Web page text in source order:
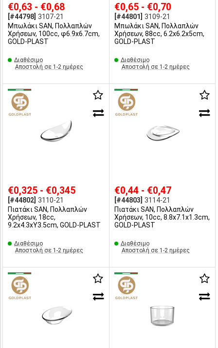
€0,63 - €0,68
[#44798] 3107-21
Μπωλάκι SAN, Πολλαπλών
Χρήσεων, 100cc, φ6.9x6.7cm,
GOLD-PLAST
Διαθέσιμο
Αποστολή σε 1-2 ημέρες
€0,65 - €0,70
[#44801]
3109-21
Μπωλάκι SAN, Πολλαπλών
Χρήσεων, 88cc, 6.2x6.2x5cm,
GOLD-PLAST
Διαθέσιμο
Αποστολή σε 1-2 ημέρες
€0,325 - €0,345
[#44802] 3110-21
Πιατάκι SAN, Πολλαπλών
Χρήσεων, 18cc,
9.2x4.3xΥ3.5cm, GOLD-PLAST
Διαθέσιμο
Αποστολή σε 1-2 ημέρες
€0,44 - €0,47
[#44803] 3114-21
Πιατάκι SAN, Πολλαπλών
Χρήσεων, 10cc, 8.8x7.1x1.3cm,
GOLD-PLAST
Διαθέσιμο
Αποστολή σε 1-2 ημέρες